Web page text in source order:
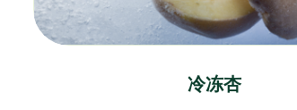
冷冻杏